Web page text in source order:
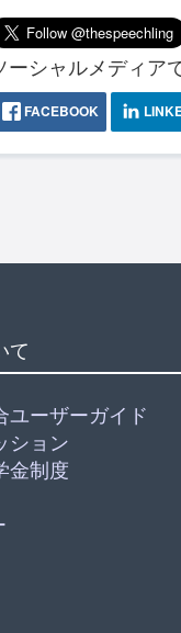
ーシャルメディア
FACEBOOK
て
ユーザーガイド
ション
金制度